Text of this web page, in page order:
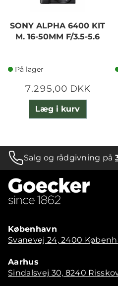
SONY ALPHA 6400 KIT
M. 16-50MM F/3.5-5.6
På lager
7.295,00 DKK
Læg i kurv
Salg og rådgivning på
København
Svanevej 24, 2400
Aarhus
Sindalsvej 30, 8240